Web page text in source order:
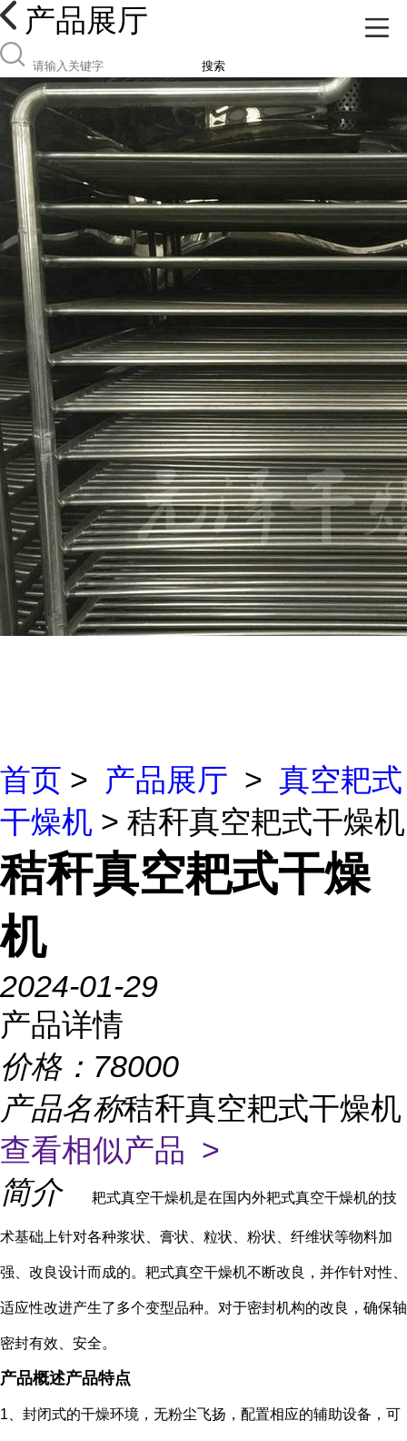
产品展厅
搜索
首页 > 产品展厅 > 真空耙式
干燥机 > 秸秆真空耙式干燥机
秸秆真空耙式干燥
机
2024-01-29
产品详情
价格： 78000
产品名称秸秆真空耙式干燥机
查看相似产品 >
简介
耙式真空干燥机是在国内外耙式真空干燥机的技
术基础上针对各种浆状、膏状、粒状、粉状、纤维状等物料加
强、改良设计而成的。耙式真空干燥机不断改良，并作针对性、
适应性改进产生了多个变型品种。对于密封机构的改良，确保轴
密封有效、安全。
产品概述产品特点
1、封闭式的干燥环境，无粉尘飞扬，配置相应的辅助设备，可